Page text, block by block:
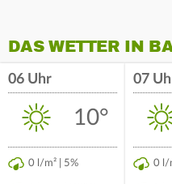
DAS WETTER IN
06 Uhr
10°
0 l/m² | 5%
07
0 l/